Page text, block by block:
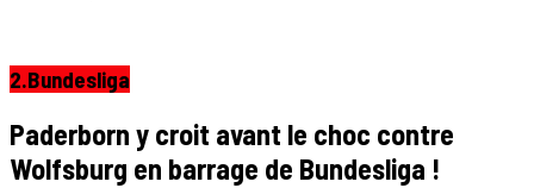
2.Bundesliga
Paderborn y croit avant le choc contre
Wolfsburg en barrage de Bundesliga !